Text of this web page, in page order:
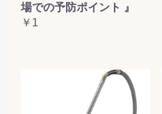
場での予防ポイント 』
￥1